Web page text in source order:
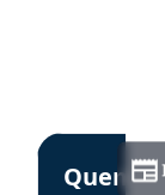
em
Estudante
Quem